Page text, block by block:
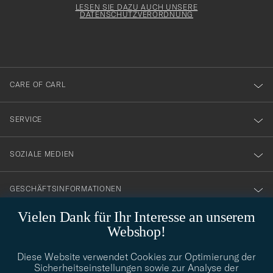
Vielen Dank für Ihr Interesse an unserem
Webshop!
Diese Website verwendet Cookies zur Optimierung der
Sicherheitseinstellungen sowie zur Analyse der
dig
till
vårt
nyhetsbrev!
LESEN SIE DAZU AUCH UNSERE
DATENSCHUTZVERORDNUNG
CARE OF CARL
SERVICE
SOZIALE MEDIEN
GESCHÄFTSINFORMATIONEN
Benötigen Sie Hilfe bei der Suche nach Ihrem persönlichen Stil?